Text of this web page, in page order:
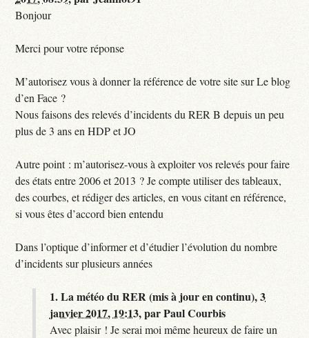
Bonjour
Merci pour votre réponse
M’autorisez vous à donner la référence de votre site sur Le blog
d’en Face ?
Nous faisons des relevés d’incidents du RER B depuis un peu
plus de 3 ans en HDP et JO
Autre point : m’autorisez-vous à exploiter vos relevés pour faire
des états entre 2006 et 2013 ? Je compte utiliser des tableaux,
des courbes, et rédiger des articles, en vous citant en référence,
si vous êtes d’accord bien entendu
Dans l’optique d’informer et d’étudier l’évolution du nombre
d’incidents sur plusieurs années
1.La météo du RER (mis à jour en continu),3
janvier 2017, 19:13,parPaul Courbis
Avec plaisir ! Je serai moi même heureux de faire un